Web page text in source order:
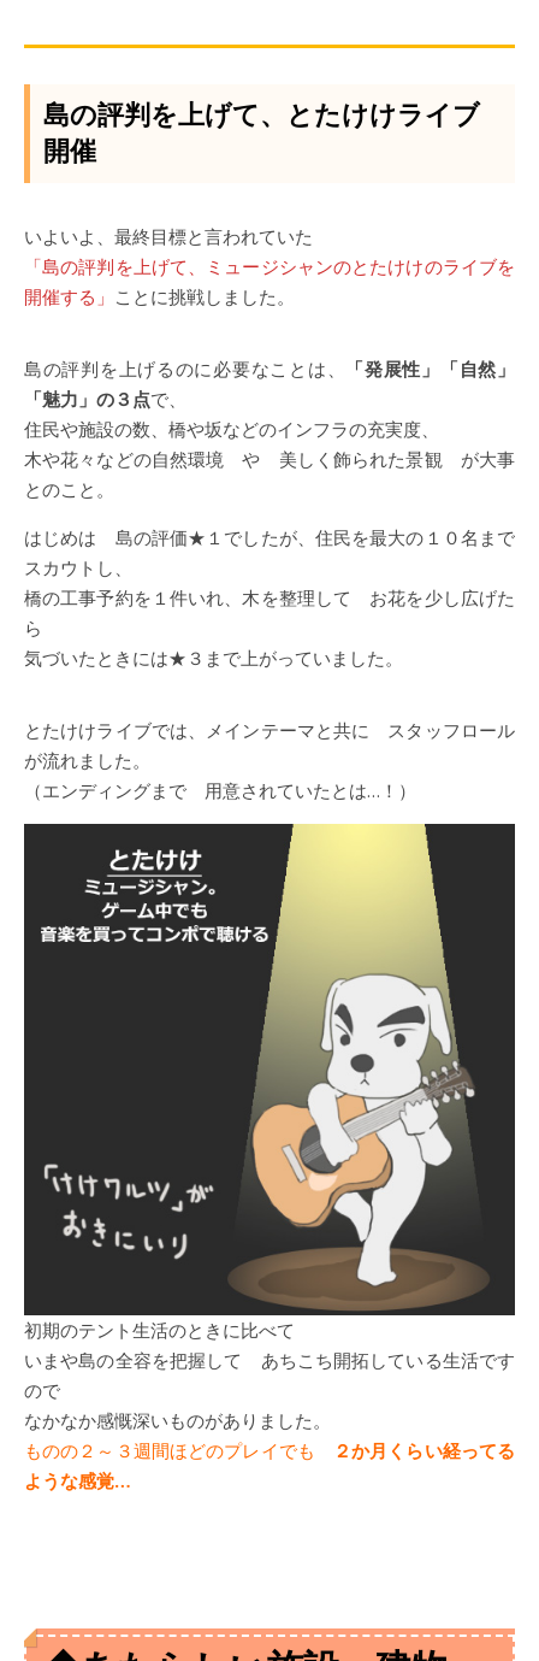
島の評判を上げて、とたけけライブ
開催
いよいよ、最終目標と言われていた
「島の評判を上げて、ミュージシャンのとたけけのライブを
開催する」 ことに挑戦しました。
島の評判を上げるのに必要なことは、
「発展性」「自然」
「魅力」の３点で、
住民や施設の数、橋や坂などのインフラの充実度、
木や花々などの自然環境 や 美しく飾られた景観 が大事
とのこと。
はじめは 島の評価★１でしたが、住民を最大の１０名まで
スカウトし、
橋の工事予約を１件いれ、木を整理して お花を少し広げた
ら
気づいたときには★３まで上がっていました。
とたけけライブでは、メインテーマと共に スタッフロール
が流れました。
（エンディングまで 用意されていたとは…！）
初期のテント生活のときに比べて
いまや島の全容を把握して あちこち開拓している生活です
ので
なかなか感慨深いものがありました。
ものの２～３週間ほどのプレイでも
２か月くらい経ってる
ような感覚…